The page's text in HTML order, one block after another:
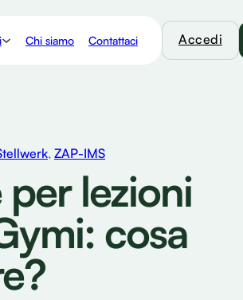
Chi siamo Contattaci Accedi
, ZAP-IMS
lezioni
cosa